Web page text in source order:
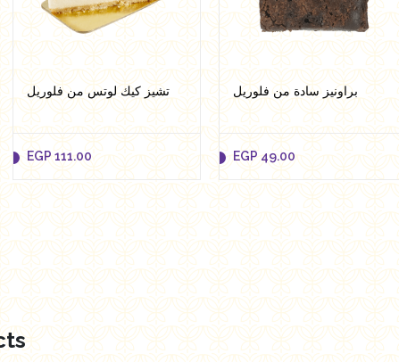
تشيز كيك لوتس من فلوريل
EGP111.00
EGP 111.00
Add to cart
براونيز سادة من فلوريل
EGP49.00
EGP 49.00
Add to cart